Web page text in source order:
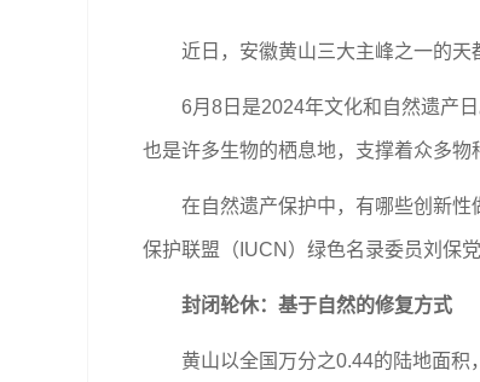
近日，安徽黄山三大主峰之一的天都
6月8日是2024年文化和自然遗产日
也是许多生物的栖息地，支撑着众多物
在自然遗产保护中，有哪些创新性做
保护联盟（IUCN）绿色名录委员刘保党
封闭轮休：基于自然的修复方式
黄山以全国万分之0.44的陆地面积，